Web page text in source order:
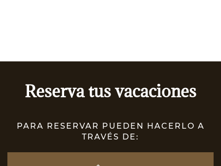
Reserva tusvacaciones
PARA RESERVAR PUEDEN HACERLO A
TRAVÉS DE: